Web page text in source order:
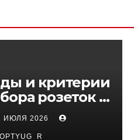
и критерии
розеток и
ИЮЛЯ 2026